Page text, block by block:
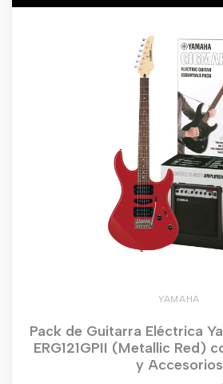
YAMAHA
Pack de Guitarra Eléctrica
ERG121GPII (Metallic Red)
y Accesorios